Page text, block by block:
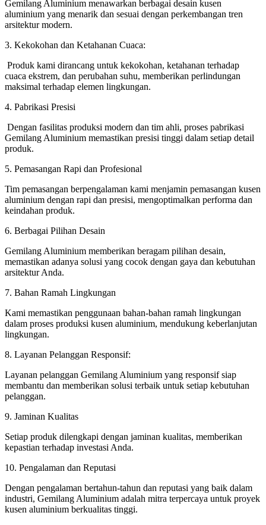
Gemilang Aluminium menawarkan berbagai desain kusen
aluminium yang menarik dan sesuai dengan perkembangan tren
arsitektur modern.
3. Kekokohan dan Ketahanan Cuaca:
Produk kami dirancang untuk kekokohan, ketahanan terhadap
cuaca ekstrem, dan perubahan suhu, memberikan perlindungan
maksimal terhadap elemen lingkungan.
4. Pabrikasi Presisi
Dengan fasilitas produksi modern dan tim ahli, proses pabrikasi
Gemilang Aluminium memastikan presisi tinggi dalam setiap detail
produk.
5. Pemasangan Rapi dan Profesional
Tim pemasangan berpengalaman kami menjamin pemasangan kusen
aluminium dengan rapi dan presisi, mengoptimalkan performa dan
keindahan produk.
6. Berbagai Pilihan Desain
Gemilang Aluminium memberikan beragam pilihan desain,
memastikan adanya solusi yang cocok dengan gaya dan kebutuhan
arsitektur Anda.
7. Bahan Ramah Lingkungan
Kami memastikan penggunaan bahan-bahan ramah lingkungan
dalam proses produksi kusen aluminium, mendukung keberlanjutan
lingkungan.
8. Layanan Pelanggan Responsif:
Layanan pelanggan Gemilang Aluminium yang responsif siap
membantu dan memberikan solusi terbaik untuk setiap kebutuhan
pelanggan.
9. Jaminan Kualitas
Setiap produk dilengkapi dengan jaminan kualitas, memberikan
kepastian terhadap investasi Anda.
10. Pengalaman dan Reputasi
Dengan pengalaman bertahun-tahun dan reputasi yang baik dalam
industri, Gemilang Aluminium adalah mitra terpercaya untuk proyek
kusen aluminium berkualitas tinggi.